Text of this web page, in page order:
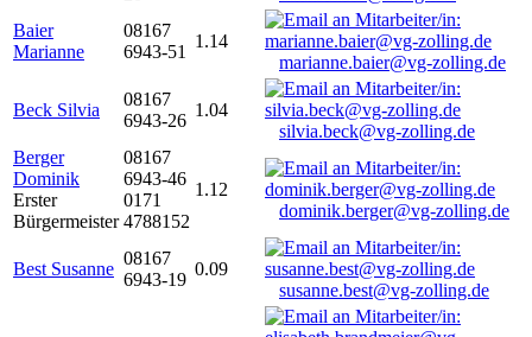
Baier
Marianne
08167
6943-51
1.14
marianne.baier@vg-zolling.de
Beck Silvia
08167
6943-26
1.04
silvia.beck@vg-zolling.de
Berger
Dominik
Erster
Bürgermeister
08167
6943-46
0171
4788152
1.12
dominik.berger@vg-zolling.de
Best Susanne
08167
6943-19
0.09
susanne.best@vg-zolling.de